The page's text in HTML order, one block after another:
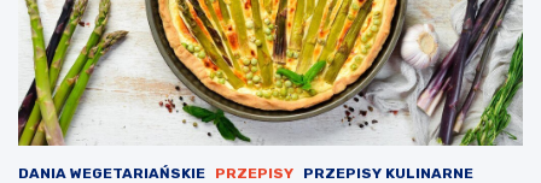
DANIA WEGETARIAŃSKIE PRZEPISY
PRZEPISY KULINARNE